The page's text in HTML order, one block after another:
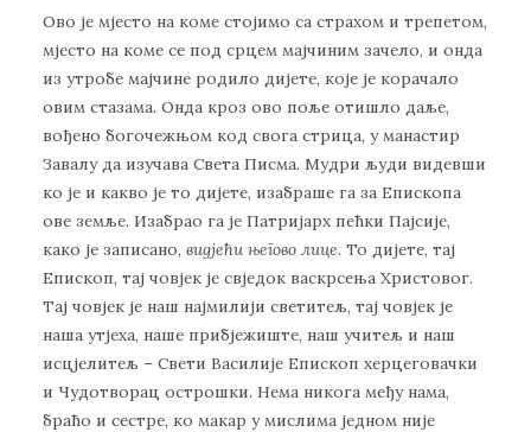
Ово је мјесто на коме стојимо са страхом и трепетом,
мјесто на коме се под срцем мајчиним зачело, и онда
из утробе мајчине родило дијете, које је корачало
овим стазама. Онда кроз ово поље отишло даље,
вођено богочежњом код свога стрица, у манастир
Завалу да изучава Света Писма. Мудри људи видевши
ко је и какво је то дијете, изабраше га за Епископа
ове земље. Изабрао га је Патријарх пећки Пајсије,
како је записано, видјећи његово лице. То дијете, тај
Епископ, тај човјек је свједок васкрсења Христовог.
Тај човјек је наш најмилији светитељ, тај човјек је
наша утјеха, наше прибјежиште, наш учитељ и наш
исцјелитељ – Свети Василије Епископ херцеговачки
и Чудотворац острошки. Нема никога међу нама,
браћо и сестре, ко макар у мислима једном није